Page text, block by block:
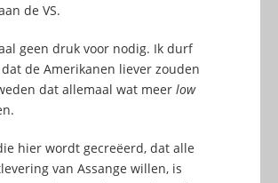
de VS.
geen druk voor nodig. Ik durf
de Amerikanen liever zouden
dat allemaal wat meer low
hier wordt gecreëerd, dat alle
van Assange willen, is